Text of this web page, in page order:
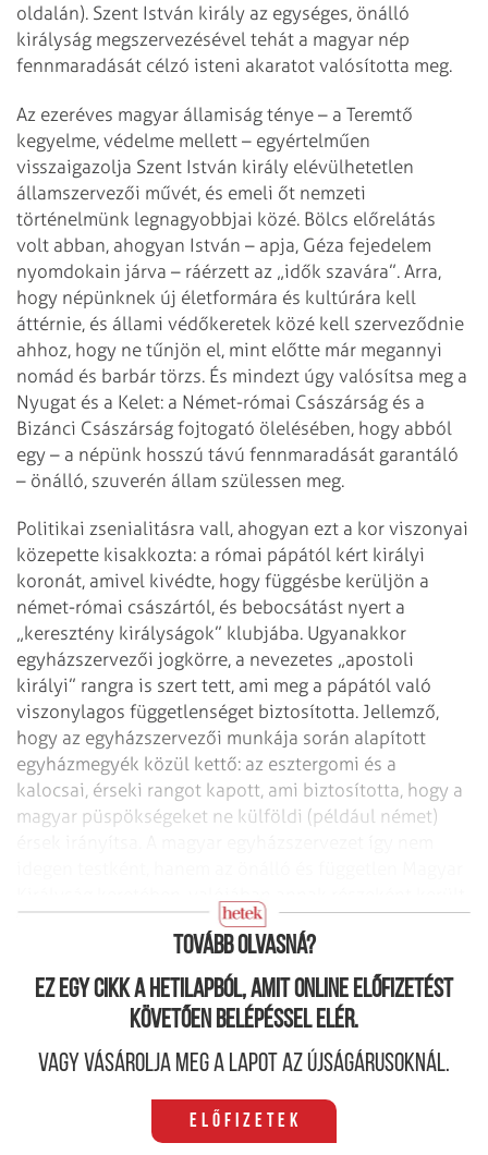
oldalán). Szent István király az egységes, önálló
királyság megszervezésével tehát a magyar nép
fennmaradását célzó isteni akaratot valósította meg.
Az ezeréves magyar államiság ténye – a Teremtő
kegyelme, védelme mellett – egyértelműen
visszaigazolja Szent István király elévülhetetlen
államszervezői művét, és emeli őt nemzeti
történelmünk legnagyobbjai közé. Bölcs előrelátás
volt abban, ahogyan István – apja, Géza fejedelem
nyomdokain járva – ráérzett az „idők szavára”. Arra,
hogy népünknek új életformára és kultúrára kell
áttérnie, és állami védőkeretek közé kell szerveződnie
ahhoz, hogy ne tűnjön el, mint előtte már megannyi
nomád és barbár törzs. És mindezt úgy valósítsa meg a
Nyugat és a Kelet: a Német-római Császárság és a
Bizánci Császárság fojtogató ölelésében, hogy abból
egy – a népünk hosszú távú fennmaradását garantáló
– önálló, szuverén állam szülessen meg.
Politikai zsenialitásra vall, ahogyan ezt a kor viszonyai
közepette kisakkozta: a római pápától kért királyi
koronát, amivel kivédte, hogy függésbe kerüljön a
német-római császártól, és bebocsátást nyert a
„keresztény királyságok” klubjába. Ugyanakkor
egyházszervezői jogkörre, a nevezetes „apostoli
királyi” rangra is szert tett, ami meg a pápától való
viszonylagos függetlenséget biztosította. Jellemző,
hogy az egyházszervezői munkája során alapított
egyházmegyék közül kettő: az esztergomi és a
kalocsai, érseki rangot kapott, ami biztosította, hogy a
magyar püspökségeket ne külföldi (például német)
Tovább olvasná?
Ez egy cikk a hetilapból, amit online előfizetést
követően belépéssel elér.
Vagy vásárolja meg a lapot az újságárusoknál.
Előfizetek